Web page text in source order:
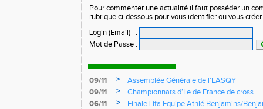
Pour commenter une actualité il faut posséder un
rubrique ci-dessous pour vous identifier ou vous
Login (Email)
:
Mot de Passe :
09/11 >
Assemblée Générale de l'EASQY
09/11
>
Championnats d’Ile de France de cross
06/11
>
Finale Lifa Equipe Athlé Benjamins/